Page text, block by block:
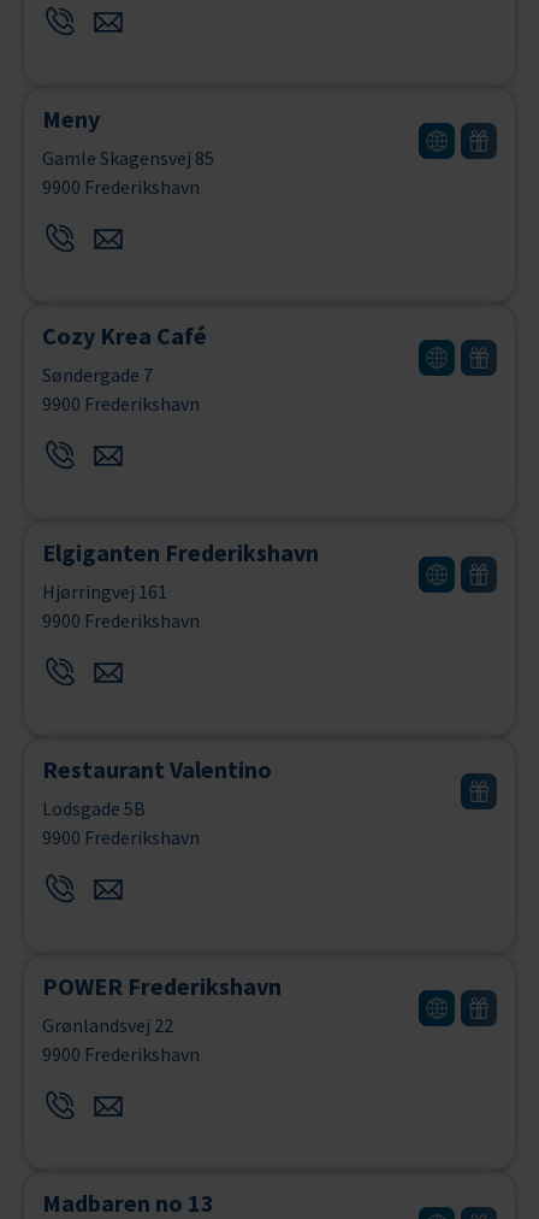
Meny
Gamle Skagensvej 85
9900 Frederikshavn
Cozy Krea Café
Søndergade 7
9900 Frederikshavn
Elgiganten Frederikshavn
Hjørringvej 161
9900 Frederikshavn
Restaurant Valentino
Lodsgade 5B
9900 Frederikshavn
POWER Frederikshavn
Grønlandsvej 22
9900 Frederikshavn
Madbaren no 13